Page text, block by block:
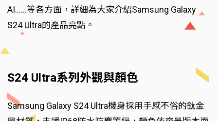
AI......等各方面，詳細為大家介紹Samsung Galaxy
S24 Ultra的產品亮點。
S24 Ultra系列外觀與顏色
Samsung Galaxy S24 Ultra機身採用手感不俗的鈦金